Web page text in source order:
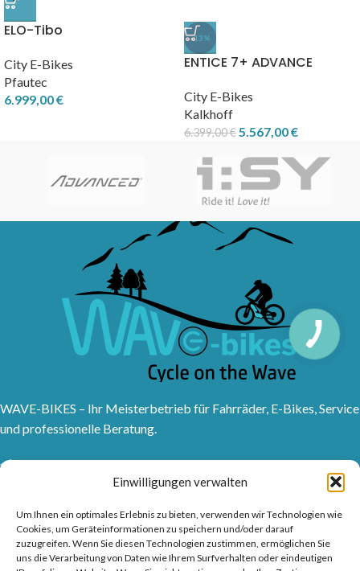
Einwilligungen verwalten
Um Ihnen ein optimales Erlebnis zu bieten, verwenden wir Technologien wie
Cookies, um Geräteinformationen zu speichern und/oder darauf
zuzugreifen. Wenn Sie diesen Technologien zustimmen, ermöglichen Sie
uns die Verarbeitung von Daten wie Ihrem Surfverhalten oder eindeutigen
ELO-Tibo
City E-Bikes
Pfautec
6.999,00€
-13%
ENTICE 7+ ADVANCE
City E-Bikes
Kalkhoff
6.399,00€5.567,00€
WAVE-BIKES – Ihr Meisterbetrieb für Fahrräder, E-Bikes, Service
und professionelle Beratung.
Sanddornweg 10, 53773 Hennef (Sieg)
Tel: 02242 9176417
Tel: 02241315150
info@wave-bikes.de